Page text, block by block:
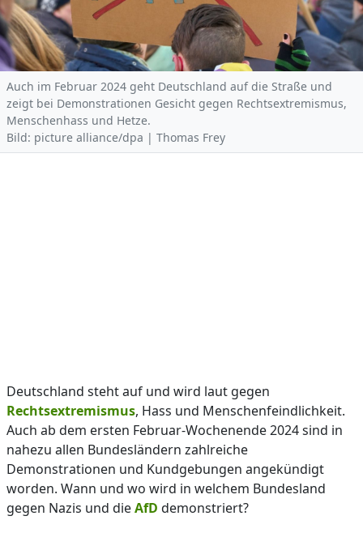
Auch im Februar 2024 geht Deutschland auf die Straße und
zeigt bei Demonstrationen Gesicht gegen Rechtsextremismus,
Menschenhass und Hetze.
Bild: picture alliance/dpa | Thomas Frey
Deutschland steht auf und wird laut gegen
Rechtsextremismus, Hass und Menschenfeindlichkeit.
Auch ab dem ersten Februar-Wochenende 2024 sind in
nahezu allen Bundesländern zahlreiche
Demonstrationen und Kundgebungen angekündigt
worden. Wann und wo wird in welchem Bundesland
gegen Nazis und dieAfD demonstriert?